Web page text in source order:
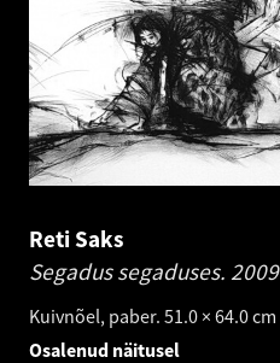
Reti Saks
Segadus segaduses. 2009
Kuivnõel, paber. 51.0 × 64.0 cm
Osalenud näitusel